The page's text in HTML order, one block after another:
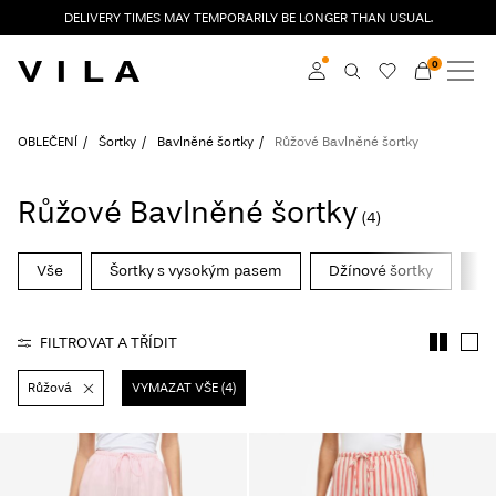
DELIVERY TIMES MAY TEMPORARILY BE LONGER THAN USUAL.
Přihlásit se
Learn more about VILA
Club
0
NOVINKY
OBLEČENÍ
ROUGE EDIT
Přihlásit
questions?
OBLEČENÍ Šortky Bavlněné šortky Růžové Bavlněné šortky
Růžové Bavlněné šortky (4)
Vše Šortky s vysokým pasem Džínové šortky
FILTROVAT A TŘÍDIT
Růžová VYMAZAT VŠE (4)